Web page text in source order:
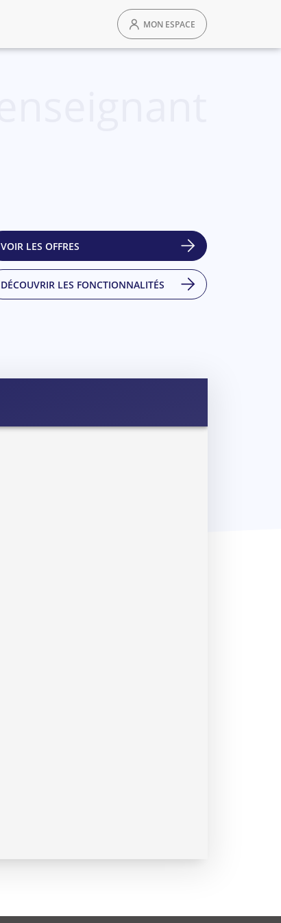
MON ESPACE
VOIR LES OFFRES
DÉCOUVRIR LES FONCTIONNALITÉS